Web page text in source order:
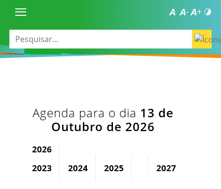
Agenda para o dia 13 de
Outubro de 2026
2026
2023
2024 2025 2027